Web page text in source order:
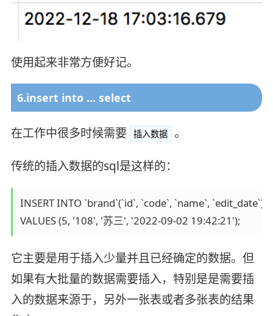
使用起来非常方便好记。
6.insert into ... select
在工作中很多时候需要 插入数据 。
传统的插入数据的sql是这样的：
INSERT INTO `brand`(`id`, `code`, `name`, `edit_date`)
VALUES (5, '108', '苏三', '2022-09-02 19:42:21');
它主要是用于插入少量并且已经确定的数据。但
如果有大批量的数据需要插入，特别是是需要插
入的数据来源于，另外一张表或者多张表的结果